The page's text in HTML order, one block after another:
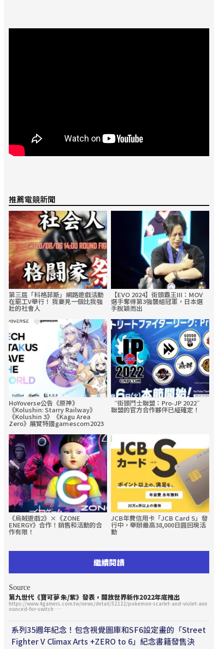
推薦電競新聞
第三屆「科格菲斯」網路遊戲活動
在罷工V舉行！ 我要見一個比我強
壯的社會人
【EVO 2024】街頭霸王III：MOV
選手奪得第3強襲組冠軍，日本選
手脫穎而出
HoYoverse公告《原神》
《Kolushin: Starry Railway》
《Kolushin 3》《Kagu Area
Zero》展覽特國gamescom2023
“街頭鬥士聯盟：Pro-JP 2022”
聯盟的官方合作夥伴已經確定！
《烏賊遊戲2》×《ZONE
ENERGY》合作！銷售和活動的合
作有限！
JCB年費信用卡「JCB Card S」發
行中，舉辦最高38,000日圓回現活
動
繼續閱讀
Source
第九世代《寶可夢 朱/紫》發表，開放世界新作2022年底推出
https://www.4gamers.com.tw/news/detail/52122/pokemon-scarlet-and-violet-ann
ounced-for-switch……
系列35週年紀念！包含視覺圖庫和SF6設定畫的「Street
Fighter V Climax Arts +ZERO to 6」紀念書籍發售決